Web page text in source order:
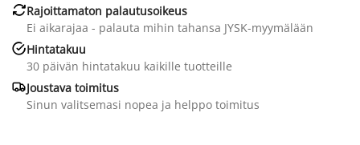
Rajoittamaton palautusoikeus
Ei aikarajaa - palauta mihin tahansa JYSK-myymälään
Hintatakuu
30 päivän hintatakuu kaikille tuotteille
Joustava toimitus
Sinun valitsemasi nopea ja helppo toimitus